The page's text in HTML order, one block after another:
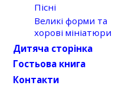
Пісні
Великі форми та
хорові мініатюри
Дитяча сторінка
Гостьова книга
Контакти